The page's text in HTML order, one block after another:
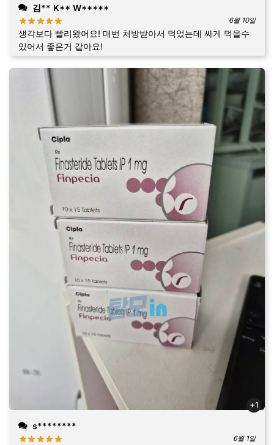
김** K** W*****
6월 10일
생각보다 빨리왔어요! 매번 처방받아서 먹었는데 싸게 먹을수
있어서 좋은거 같아요!
+1
s********
6월 1일